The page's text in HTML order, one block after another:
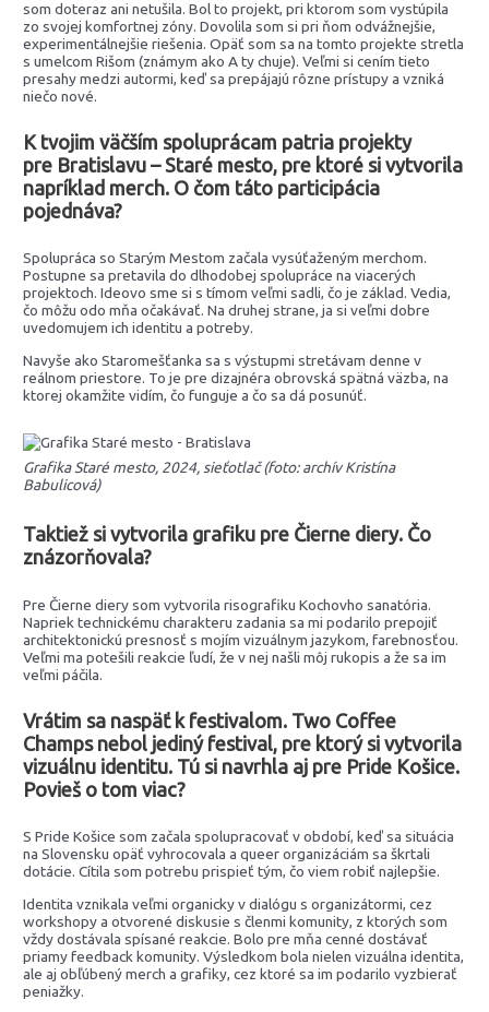
som doteraz ani netušila. Bol to projekt, pri ktorom som vystúpila
zo svojej komfortnej zóny. Dovolila som si pri ňom odvážnejšie,
experimentálnejšie riešenia. Opäť som sa na tomto projekte stretla
s umelcom Rišom (známym ako A ty chuje). Veľmi si cením tieto
presahy medzi autormi, keď sa prepájajú rôzne prístupy a vzniká
niečo nové.
K tvojim väčším spoluprácam patria projekty
pre Bratislavu – Staré mesto, pre ktoré si vytvorila
napríklad merch. O čom táto participácia
pojednáva?
Spolupráca so Starým Mestom začala vysúťaženým merchom.
Postupne sa pretavila do dlhodobej spolupráce na viacerých
projektoch. Ideovo sme si s tímom veľmi sadli, čo je základ. Vedia,
čo môžu odo mňa očakávať. Na druhej strane, ja si veľmi dobre
uvedomujem ich identitu a potreby.
Navyše ako Staromešťanka sa s výstupmi stretávam denne v
reálnom priestore. To je pre dizajnéra obrovská spätná väzba, na
ktorej okamžite vidím, čo funguje a čo sa dá posunúť.
Grafika Staré mesto, 2024, sieťotlač (foto: archív Kristína
Babulicová)
Taktiež si vytvorila grafiku pre Čierne diery. Čo
znázorňovala?
Pre Čierne diery som vytvorila risografiku Kochovho sanatória.
Napriek technickému charakteru zadania sa mi podarilo prepojiť
architektonickú presnosť s mojím vizuálnym jazykom, farebnosťou.
Veľmi ma potešili reakcie ľudí, že v nej našli môj rukopis a že sa im
veľmi páčila.
Vrátim sa naspäť k festivalom. Two Coffee
Champs nebol jediný festival, pre ktorý si vytvorila
vizuálnu identitu. Tú si navrhla aj pre Pride Košice.
Povieš o tom viac?
S Pride Košice som začala spolupracovať v období, keď sa situácia
na Slovensku opäť vyhrocovala a queer organizáciám sa škrtali
dotácie. Cítila som potrebu prispieť tým, čo viem robiť najlepšie.
Identita vznikala veľmi organicky v dialógu s organizátormi, cez
workshopy a otvorené diskusie s členmi komunity, z ktorých som
vždy dostávala spísané reakcie. Bolo pre mňa cenné dostávať
priamy feedback komunity. Výsledkom bola nielen vizuálna identita,
ale aj obľúbený merch a grafiky, cez ktoré sa im podarilo vyzbierať
peniažky.